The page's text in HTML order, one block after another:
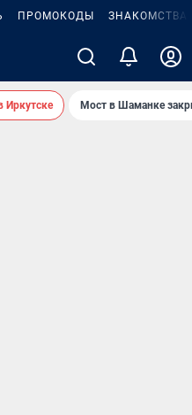
ПРОМОКОДЫ ЗНАКОМСТВА
Иркутске Мост в Шаманке